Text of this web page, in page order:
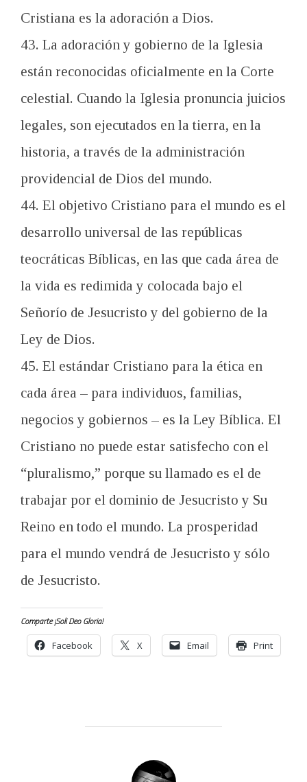
Cristiana es la adoración a Dios.
43. La adoración y gobierno de la Iglesia
están reconocidas oficialmente en la Corte
celestial. Cuando la Iglesia pronuncia juicios
legales, son ejecutados en la tierra, en la
historia, a través de la administración
providencial de Dios del mundo.
44. El objetivo Cristiano para el mundo es el
desarrollo universal de las repúblicas
teocráticas Bíblicas, en las que cada área de
la vida es redimida y colocada bajo el
Señorío de Jesucristo y del gobierno de la
Ley de Dios.
45. El estándar Cristiano para la ética en
cada área – para individuos, familias,
negocios y gobiernos – es la Ley Bíblica. El
Cristiano no puede estar satisfecho con el
“pluralismo,” porque su llamado es el de
trabajar por el dominio de Jesucristo y Su
Reino en todo el mundo. La prosperidad
para el mundo vendrá de Jesucristo y sólo
de Jesucristo.
Comparte ¡Soli Deo Gloria!
Facebook X Email Print
POST AUTHOR